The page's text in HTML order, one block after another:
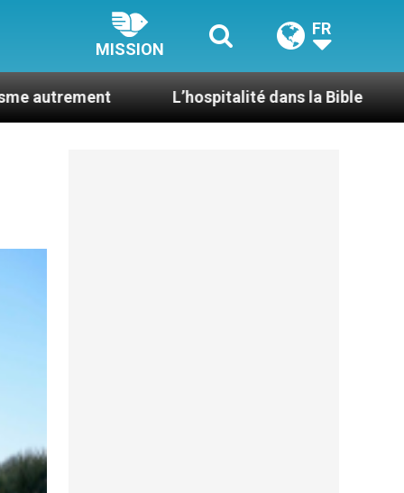
MISSION
FR
L’hospitalité dans la Bible Le cardinal